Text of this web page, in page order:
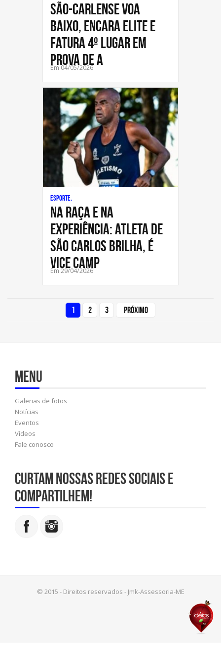
São-carlense voa
baixo, encara elite e
fatura 4º lugar em
prova de a
Em 04/05/2026
Esporte,
Na raça e na
experiência: atleta de
São Carlos brilha, é
vice camp
Em 29/04/2026
1 2 3 Próximo
Menu
Galerias de fotos
Notícias
Eventos
Vídeos
Fale conosco
Curtam nossas redes sociais e
compartilhem!
© 2015 - Direitos reservados - Jmk-Assessoria-ME